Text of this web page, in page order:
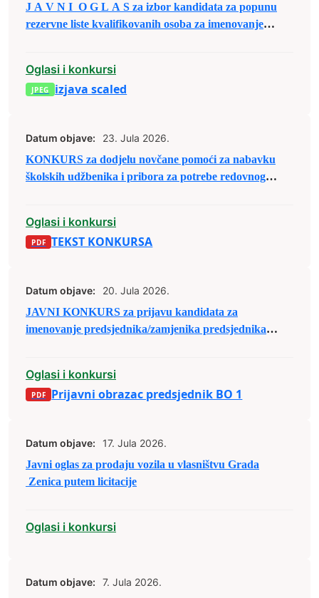
J A V N I O G L A S za izbor kandidata za popunu
rezervne liste kvalifikovanih osoba za imenovanje
Oglasi i konkursi
izjava scaled
Datum objave:
23. Jula 2026.
KONKURS za dodjelu novčane pomoći za nabavku
školskih udžbenika i pribora za potrebe redovnog
Oglasi i konkursi
TEKST KONKURSA
Datum objave:
20. Jula 2026.
JAVNI KONKURS za prijavu kandidata za
imenovanje predsjednika/zamjenika predsjednika
Oglasi i konkursi
Prijavni obrazac predsjednik BO 1
Datum objave:
17. Jula 2026.
Javni oglas za prodaju vozila u vlasništvu Grada
Zenica putem licitacije
Oglasi i konkursi
Datum objave:
7. Jula 2026.